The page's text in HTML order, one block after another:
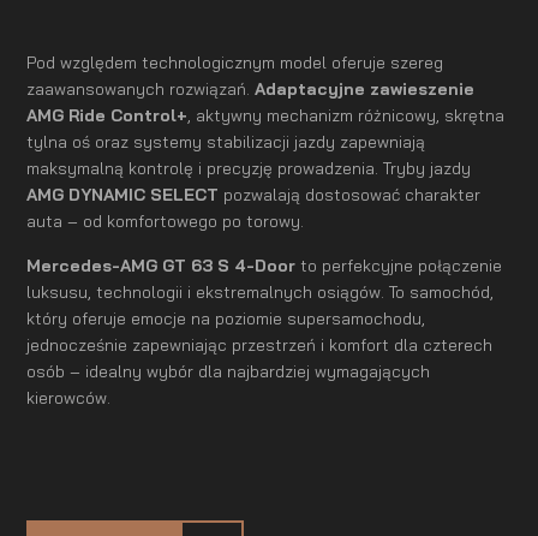
Pod względem technologicznym model oferuje szereg
zaawansowanych rozwiązań.Adaptacyjne zawieszenie
AMG Ride Control+ , aktywny mechanizm różnicowy, skrętna
tylna oś oraz systemy stabilizacji jazdy zapewniają
maksymalną kontrolę i precyzję prowadzenia. Tryby jazdy
AMG DYNAMIC SELECT pozwalają dostosować charakter
auta – od komfortowego po torowy.
Mercedes-AMG GT 63 S 4-Door to perfekcyjne połączenie
luksusu, technologii i ekstremalnych osiągów. To samochód,
który oferuje emocje na poziomie supersamochodu,
jednocześnie zapewniając przestrzeń i komfort dla czterech
osób – idealny wybór dla najbardziej wymagających
kierowców.